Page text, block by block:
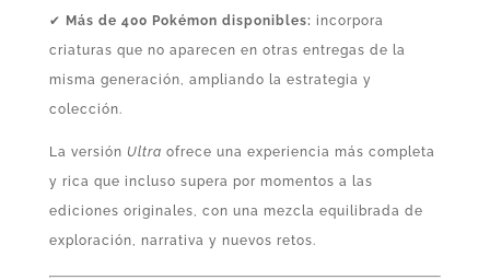
✔ Más de 400 Pokémon disponibles: incorpora
criaturas que no aparecen en otras entregas de la
misma generación, ampliando la estrategia y
colección.
La versión Ultra ofrece una experiencia más completa
y rica que incluso supera por momentos a las
ediciones originales, con una mezcla equilibrada de
exploración, narrativa y nuevos retos.